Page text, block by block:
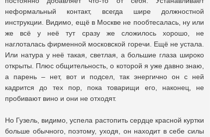
неформальный контакт, всегда шире должностной
инструкции. Видимо, ещё в Москве не пообтесалась, ну или
же всё у неё тут сразу же сложилось хорошо, не
наглоталась фирменной московской горечи. Ещё не устала.
Или натура у неё такая, светлая, а большие глаза широко
открыты. Плюс общительность, о которой я уже давно знаю,
а парень – нет, вот и подсел, так энергично он с ней
кадрится до тех пор, пока товарищи его, наконец, не
пробивают вино и они не отходят.
Но Гузель, видимо, успела растопить сердце красной куртки
больше обычного, поэтому, уходя, он находит в себе силы